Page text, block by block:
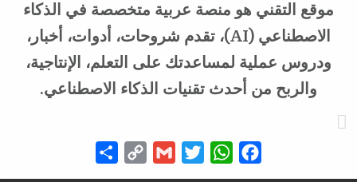
موقع التقني هو منصة عربية متخصصة في الذكاء
الاصطناعي (AI)، تقدم شروحات، أدوات، أخبار،
ودروس عملية لمساعدتك على التعلم، الإنتاجية،
والربح من أحدث تقنيات الذكاء الاصطناعي.
Facebook
WhatsApp
Twitter
Gmail
Copy